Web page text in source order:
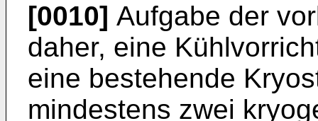
[0010] Aufgabe der
daher, eine
eine bestehende
mindestens zwei